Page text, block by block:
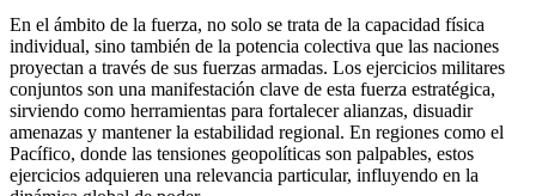
En el ámbito de la fuerza, no solo se trata de la capacidad física
individual, sino también de la potencia colectiva que las naciones
proyectan a través de sus fuerzas armadas. Los ejercicios militares
conjuntos son una manifestación clave de esta fuerza estratégica,
sirviendo como herramientas para fortalecer alianzas, disuadir
amenazas y mantener la estabilidad regional. En regiones como el
Pacífico, donde las tensiones geopolíticas son palpables, estos
ejercicios adquieren una relevancia particular, influyendo en la